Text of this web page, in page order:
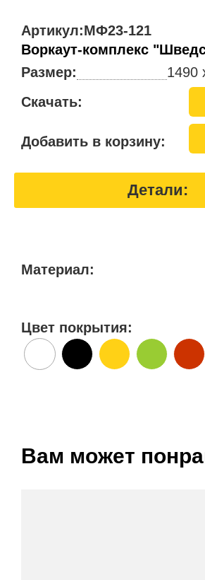
Артикул:МФ23-121
Воркаут-комплекс
Размер:
1490
Скачать:
Добавить в корзину:
Детали:
Материал:
Цвет покрытия:
Вам может